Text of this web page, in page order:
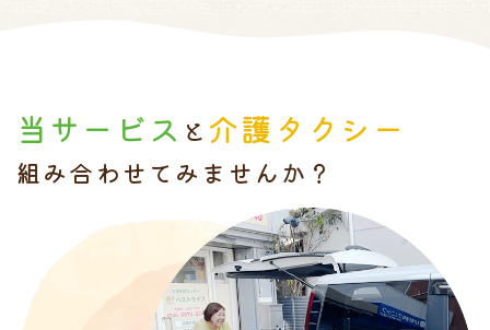
当サービス と 介護タクシー
組み合わせてみませんか？